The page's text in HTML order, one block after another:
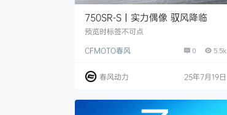
750SR-S丨实力偶像 驭风降临
预览时标签不可点
CFMOTO春风
0 5.5k
春风动力 25年7月19日